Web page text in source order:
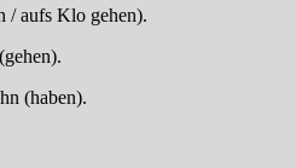
/ aufs Klo gehen).
(gehen).
(haben).